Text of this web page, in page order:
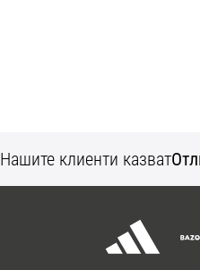
Нашите клиенти казват